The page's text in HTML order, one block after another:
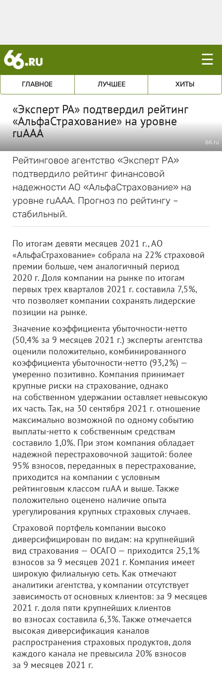
☰
ГЛАВНОЕ ЛУЧШЕЕ ХИТЫ
«Эксперт РА» подтвердил рейтинг
«АльфаСтрахование» на уровне
ruААА
66.ru
Рейтинговое агентство «Эксперт РА»
подтвердило рейтинг финансовой
надежности АО «АльфаСтрахование» на
уровне ruААА. Прогноз по рейтингу –
стабильный.
По итогам девяти месяцев 2021 г., АО
«АльфаСтрахование» собрала на 22% страховой
премии больше, чем аналогичный период
2020 г. Доля компании на рынке по итогам
первых трех кварталов 2021 г. составила 7,5%,
что позволяет компании сохранять лидерские
позиции на рынке.
Значение коэффициента убыточности-нетто
(50,4% за 9 месяцев 2021 г.) эксперты агентства
оценили положительно, комбинированного
коэффициента убыточности-нетто (93,2%) —
умеренно позитивно. Компания принимает
крупные риски на страхование, однако
на собственном удержании оставляет невысокую
их часть. Так, на 30 сентября 2021 г. отношение
максимально возможной по одному событию
выплаты-нетто к собственным средствам
составило 1,0%. При этом компания обладает
надежной перестраховочной защитой: более
95% взносов, переданных в перестрахование,
приходится на компании с условным
рейтинговым классом ruАА и выше. Также
положительно оценено наличие опыта
урегулирования крупных страховых случаев.
Страховой портфель компании высоко
диверсифицирован по видам: на крупнейший
вид страхования — ОСАГО — приходится 25,1%
взносов за 9 месяцев 2021 г. Компания имеет
широкую филиальную сеть. Как отмечают
аналитики агентства, у компании отсутствует
зависимость от основных клиентов: за 9 месяцев
2021 г. доля пяти крупнейших клиентов
во взносах составила 6,3%. Также отмечается
высокая диверсификация каналов
распространения страховых продуктов, доля
каждого канала не превысила 20% взносов
за 9 месяцев 2021 г.